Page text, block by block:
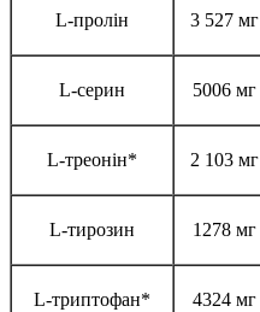
L-пролін 3 527 мг
L-серин 5006 мг
L-треонін* 2 103 мг
L-тирозин 1278 мг
L-триптофан* 4324 мг